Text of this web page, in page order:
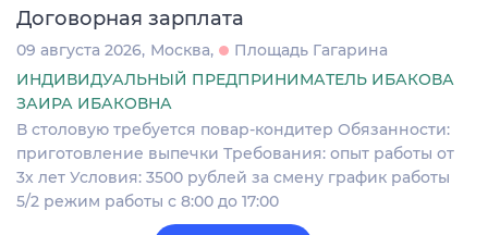
Договорная зарплата
09 августа 2026 Москва
Площадь Гагарина
ИНДИВИДУАЛЬНЫЙ ПРЕДПРИНИМАТЕЛЬ ИБАКОВА
ЗАИРА ИБАКОВНА
В столовую требуется повар-кондитер Обязанности:
приготовление выпечки Требования: опыт работы от
3х лет Условия: 3500 рублей за смену график работы
5/2 режим работы с 8:00 до 17:00